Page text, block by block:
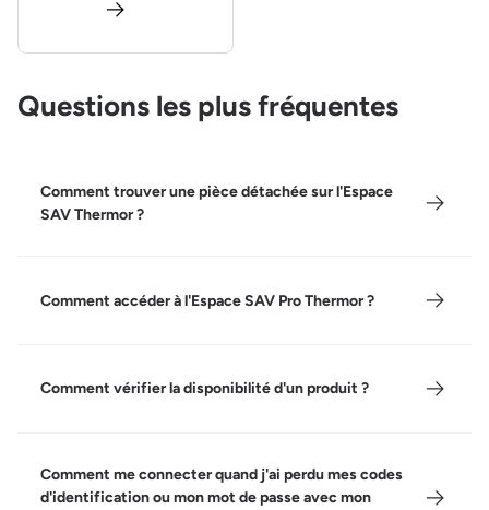
Questions les plus fréquentes
Comment trouver une pièce détachée sur l'Espace
SAV Thermor ?
Comment accéder à l'Espace SAV Pro Thermor ?
Comment vérifier la disponibilité d'un produit ?
Comment me connecter quand j'ai perdu mes codes
d'identification ou mon mot de passe avec mon